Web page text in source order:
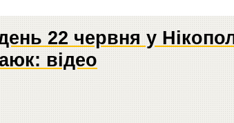
22 червня у
відео